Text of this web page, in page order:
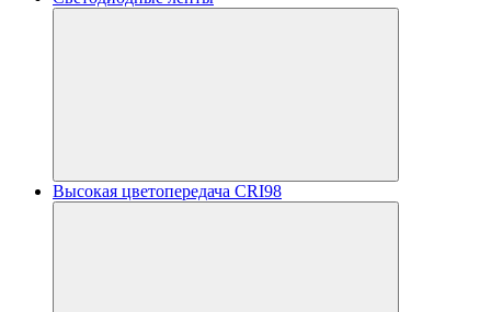
Высокая цветопередача CRI98